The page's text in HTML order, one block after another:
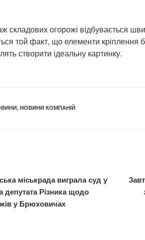
складових огорожі відбувається
той факт, що елементи кріплення
створити ідеальну картинку.
, НОВИНИ КОМПАНІЙ
міськрада виграла суд у
депутата Різника щодо
у Брюховичах